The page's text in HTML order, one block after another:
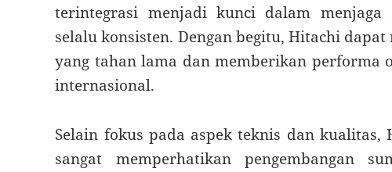
terintegrasi menjadi kunci dalam
selalu konsisten. Dengan begitu, Hitachi
yang tahan lama dan memberikan performa
internasional.
Selain fokus pada aspek teknis dan kualitas,
sangat memperhatikan pengembangan